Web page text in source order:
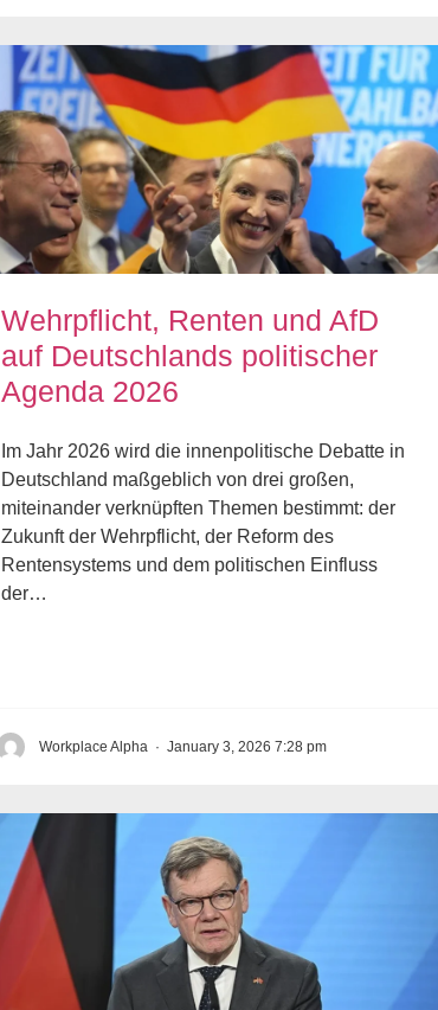
Wehrpflicht, Renten und AfD
auf Deutschlands politischer
Agenda 2026
Im Jahr 2026 wird die innenpolitische Debatte in
Deutschland maßgeblich von drei großen,
miteinander verknüpften Themen bestimmt: der
Zukunft der Wehrpflicht, der Reform des
Rentensystems und dem politischen Einfluss
der…
Workplace Alpha · January 3, 2026 7:28 pm